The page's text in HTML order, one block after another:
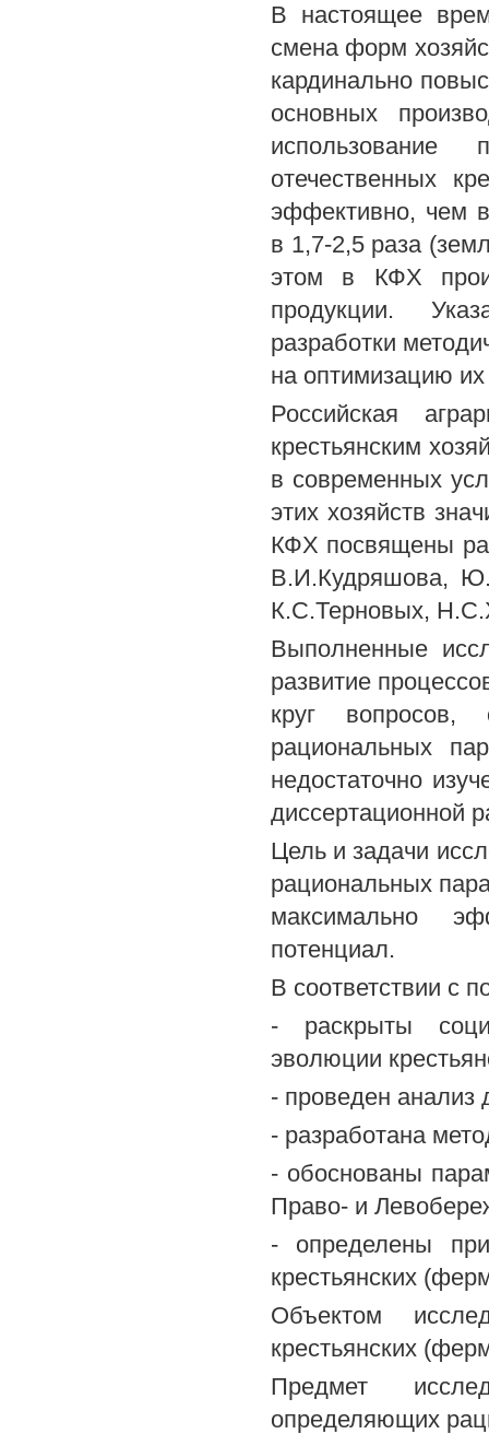
В настоящее
смена форм
кардинально
основных
использование
отечественных
эффективно, чем
в 1,7-2,5 раза
этом в КФХ
продукции.
разработки
на оптимизацию их
Российская
крестьянским
в современных
этих хозяйств
КФХ посвящены
В.И.Кудряшова,
К.С.Терновых,
Выполненные
развитие
круг вопросов,
рациональных
недостаточно
диссертационной
Цель и задачи
рациональных
максимально
потенциал.
В соответствии с
- раскрыты
эволюции
- проведен анализ
- разработана
- обоснованы
Право- и
- определены
крестьянских
Объектом
крестьянских
Предмет
определяющих